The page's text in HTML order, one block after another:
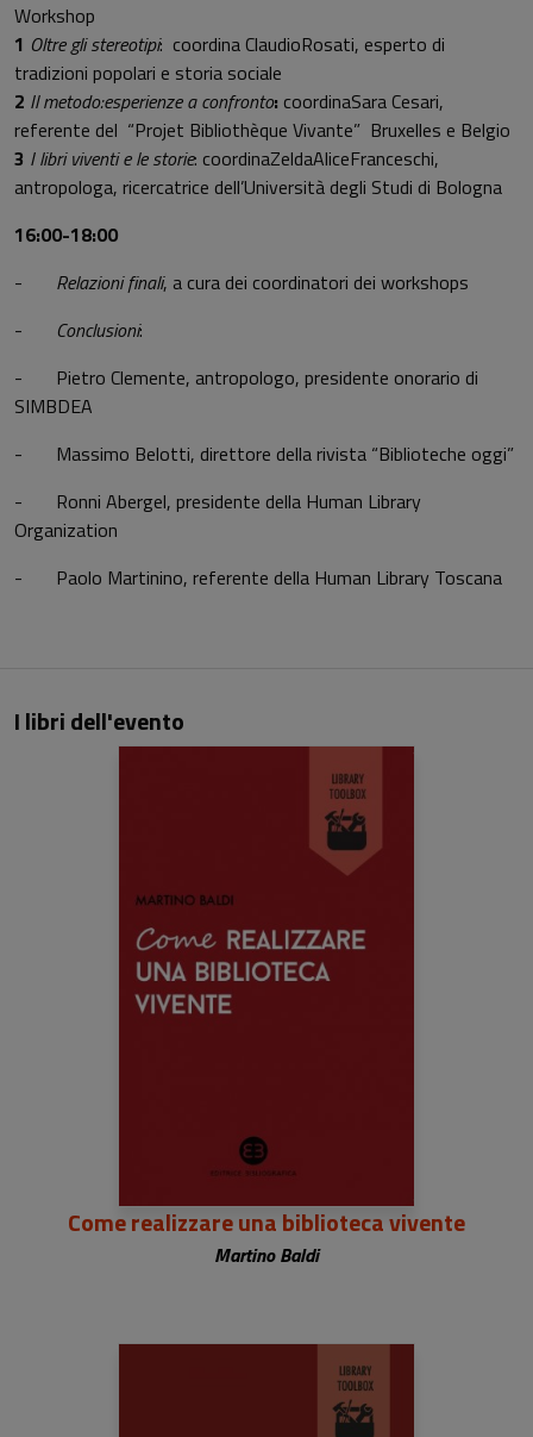
Workshop
1 Oltre gli stereotipi: coordina ClaudioRosati, esperto di
tradizioni popolari e storia sociale
2 Il metodo:esperienze a confronto: coordinaSara Cesari,
referente del “Projet Bibliothèque Vivante” Bruxelles e Belgio
3 I libri viventi e le storie: coordinaZeldaAliceFranceschi,
antropologa, ricercatrice dell’Università degli Studi di Bologna
16:00-18:00
- Relazioni finali, a cura dei coordinatori dei workshops
- Conclusioni:
- Pietro Clemente, antropologo, presidente onorario di
SIMBDEA
- Massimo Belotti, direttore della rivista “Biblioteche oggi”
- Ronni Abergel, presidente della Human Library
Organization
- Paolo Martinino, referente della Human Library Toscana
I libri dell'evento
Come realizzare una biblioteca vivente
Martino Baldi